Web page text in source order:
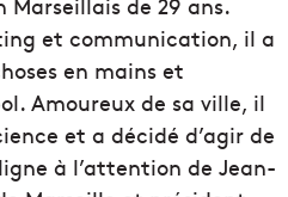
et communication, il a
en mains et
Amoureux de sa ville, il
et a décidé d’agir de
à l’attention de Jean-